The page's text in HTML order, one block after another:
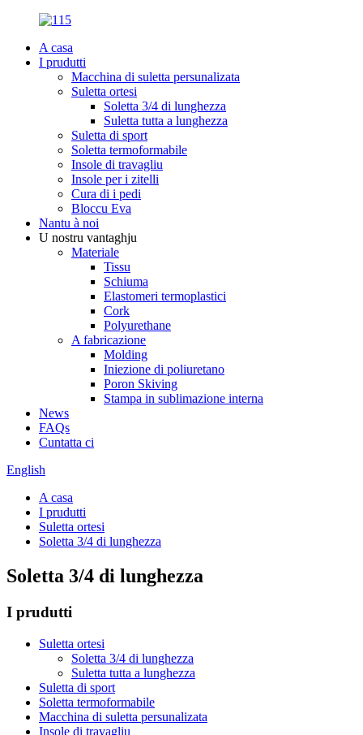
A casa
I prudutti
Macchina di suletta persunalizata
Suletta ortesi
Soletta 3/4 di lunghezza
Suletta tutta a lunghezza
Suletta di sport
Soletta termoformabile
Insole di travagliu
Insole per i zitelli
Cura di i pedi
Bloccu Eva
Nantu à noi
U nostru vantaghju
Materiale
Tissu
Schiuma
Elastomeri termoplastici
Cork
Polyurethane
A fabricazione
Molding
Iniezione di poliuretano
Poron Skiving
Stampa in sublimazione interna
News
FAQs
Cuntatta ci
English
A casa
I prudutti
Suletta ortesi
Soletta 3/4 di lunghezza
Soletta 3/4 di lunghezza
I prudutti
Suletta ortesi
Soletta 3/4 di lunghezza
Suletta tutta a lunghezza
Suletta di sport
Soletta termoformabile
Macchina di suletta persunalizata
Insole di travagliu